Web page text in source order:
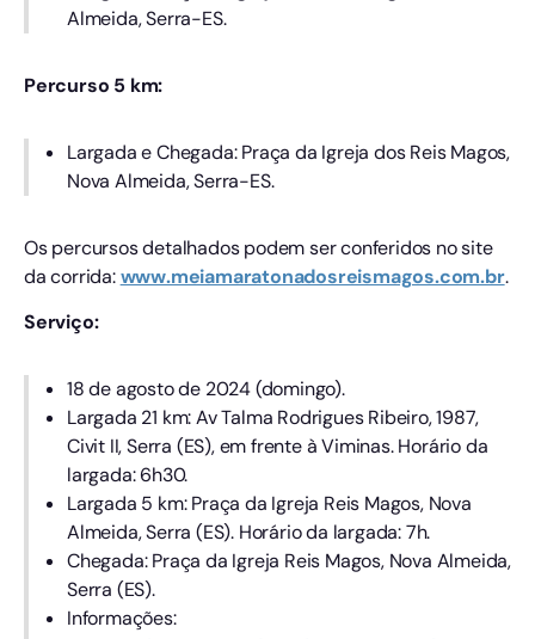
Almeida, Serra-ES.
Percurso 5 km:
Largada e Chegada: Praça da Igreja dos Reis Magos,
Nova Almeida, Serra-ES.
Os percursos detalhados podem ser conferidos no site
da corrida:www.meiamaratonadosreismagos.com.br.
Serviço:
18 de agosto de 2024 (domingo).
Largada 21 km: Av Talma Rodrigues Ribeiro, 1987,
Civit II, Serra (ES), em frente à Viminas. Horário da
largada: 6h30.
Largada 5 km: Praça da Igreja Reis Magos, Nova
Almeida, Serra (ES). Horário da largada: 7h.
Chegada: Praça da Igreja Reis Magos, Nova Almeida,
Serra (ES).
Informações: